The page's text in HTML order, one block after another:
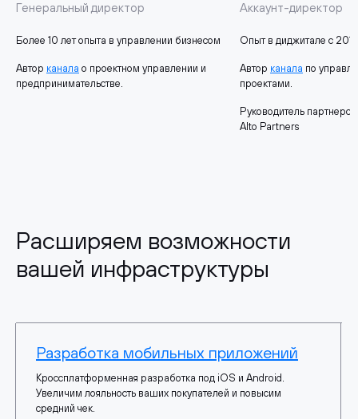
Генеральный директор
Более 10 лет опыта в управлении бизнесом
Автор канала о проектном управлении и
предпринимательстве.
Аккаунт-директор
Опыт в диджитале с
Автор канала по
проектами.
Руководитель
Alto Partners
Расширяем возможности
вашей инфраструктуры
Разработка мобильных приложений
Кроссплатформенная разработка под iOS и Android.
Увеличим лояльность ваших покупателей и повысим
средний чек.